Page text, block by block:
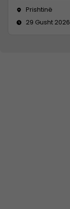
Prishtinë
29 Gusht 2026